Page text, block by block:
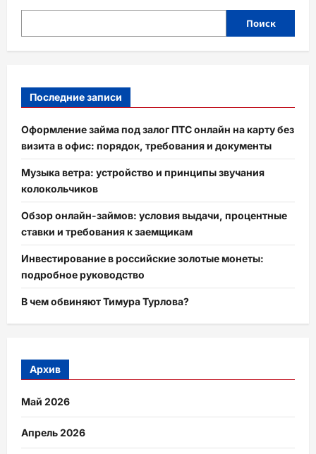
Поиск
Последние записи
Оформление займа под залог ПТС онлайн на карту без
визита в офис: порядок, требования и документы
Музыка ветра: устройство и принципы звучания
колокольчиков
Обзор онлайн-займов: условия выдачи, процентные
ставки и требования к заемщикам
Инвестирование в российские золотые монеты:
подробное руководство
В чем обвиняют Тимура Турлова?
Архив
Май 2026
Апрель 2026